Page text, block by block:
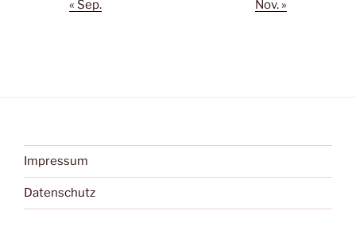
« Sep. Nov. »
Impressum
Datenschutz